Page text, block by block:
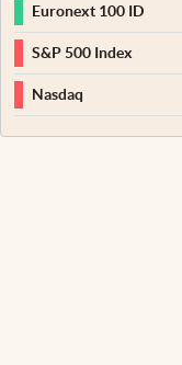
Euronext 100 ID
S&P 500 Index
Nasdaq